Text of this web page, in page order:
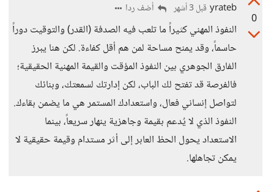
0
yrateb قبل 3 أشهر أضف ردا
النفوذ المهني كثيراً ما تلعب فيه الصدفة (القدر) والتوقيت دوراً
حاسماً، وقد يمنح مساحة لمن هم أقل كفاءة. لكن هنا يبرز
الفارق الجوهري بين النفوذ المؤقت والقيمة المهنية الحقيقية؛
فالفرصة قد تفتح لك الباب، لكن إدارتك لسمعتك، وبنائك
لتواصل إنساني فعال، واستعدادك المستمر هي ما يضمن بقاءك.
النفوذ الذي لا يُدعم بقيمة وجاهزية ينهار سريعاً، بينما
الاستعداد يحول الحظ العابر إلى أثر مستدام وقيمة حقيقية لا
يمكن تجاهلها.